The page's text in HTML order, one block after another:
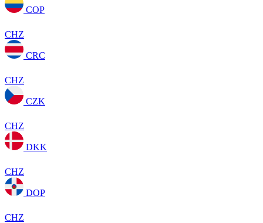
COP
CHZ
CRC
CHZ
CZK
CHZ
DKK
CHZ
DOP
CHZ